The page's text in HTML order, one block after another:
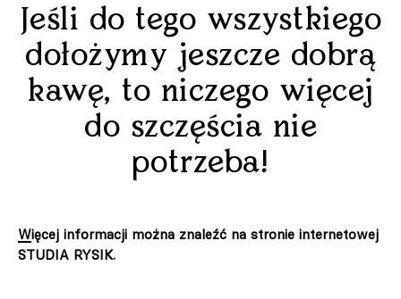
Jeśli do tego wszystkiego
dołożymy jeszcze dobrą
kawę, to niczego więcej
do szczęścia nie
potrzeba!
Więcej informacji można znaleźć na stronie internetowej
STUDIA RYSIK.